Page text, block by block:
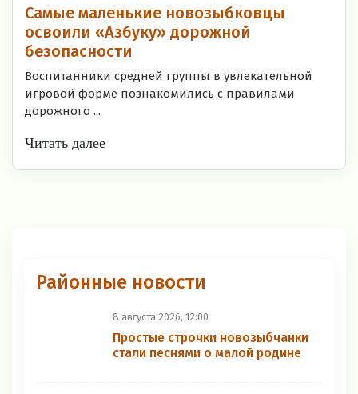
Самые маленькие новозыбковцы
освоили «Азбуку» дорожной
безопасности
Воспитанники средней группы в увлекательной
игровой форме познакомились с правилами
дорожного ...
Читать далее
Районные новости
8 августа 2026, 12:00
Простые строчки новозыбчанки
стали песнями о малой родине